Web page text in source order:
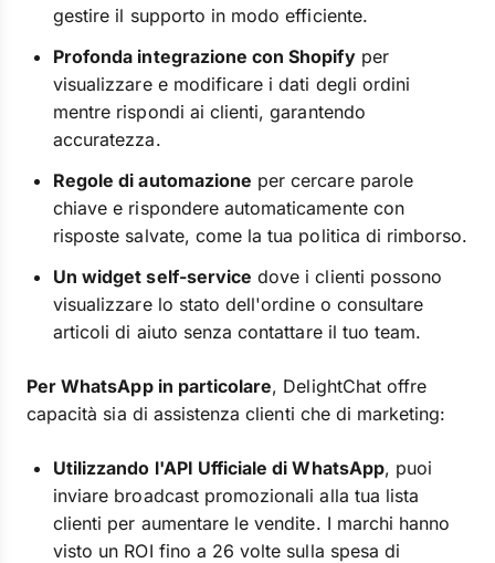
gestire il supporto in modo efficiente.
Profonda integrazione con Shopifyper
visualizzare e modificare i dati degli ordini
mentre rispondi ai clienti, garantendo
accuratezza.
Regole di automazione per cercare parole
chiave e rispondere automaticamente con
risposte salvate, come la tua politica di rimborso.
Un widget self-service dove i clienti possono
visualizzare lo stato dell'ordine o consultare
articoli di aiuto senza contattare il tuo team.
Per WhatsApp in particolare, DelightChat offre
capacità sia di assistenza clienti che di marketing:
Utilizzando l'API Ufficiale di WhatsApp, puoi
inviare broadcast promozionali alla tua lista
clienti per aumentare le vendite. I marchi hanno
visto un ROI fino a 26 volte sulla spesa di